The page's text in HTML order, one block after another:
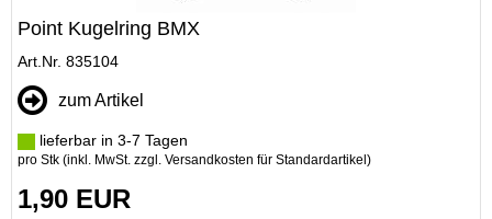
Point Kugelring BMX
Art.Nr. 835104
zum Artikel
lieferbar in 3-7 Tagen
pro Stk (inkl. MwSt. zzgl. Versandkosten für Standardartikel )
1,90 EUR